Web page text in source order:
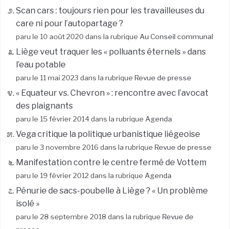
Scan cars : toujours rien pour les travailleuses du
care ni pour l’autopartage ?
paru le 10 août 2020 dans la rubrique Au Conseil communal
Liège veut traquer les « polluants éternels » dans
l’eau potable
paru le 11 mai 2023 dans la rubrique Revue de presse
« Equateur vs. Chevron » : rencontre avec l’avocat
des plaignants
paru le 15 février 2014 dans la rubrique Agenda
Vega critique la politique urbanistique liégeoise
paru le 3 novembre 2016 dans la rubrique Revue de presse
Manifestation contre le centre fermé de Vottem
paru le 19 février 2012 dans la rubrique Agenda
Pénurie de sacs-poubelle à Liège ? « Un problème
isolé »
paru le 28 septembre 2018 dans la rubrique Revue de